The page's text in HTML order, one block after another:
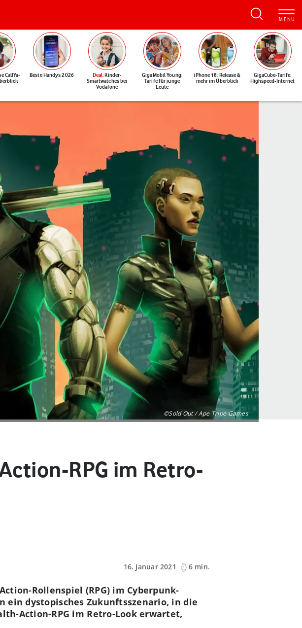
CallYa-
Beste Handys 2026 Deal: Kinder-
Smartwatches bei
Vodafone
GigaMobil Young:
Tarife für junge
Leute
iPhone 18: Release &
mehr im Überblick
GigaCube-Tarife:
Highspeed-Internet
©Sold Out / Ape Tribe Games
RPG im Retro-
16. Januar 2021
6 min.
Rollenspiel (RPG) im Cyberpunk-
dystopisches Zukunftsszenario, in die
Action-RPG im Retro-Look erwartet,